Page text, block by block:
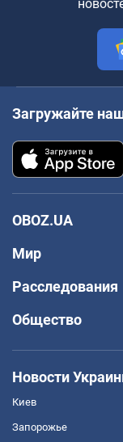
Загружайте
OBOZ.UA
Мир
Расследования
Общество
Новости
Киев
Запорожье